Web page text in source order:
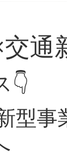
通
👇
型